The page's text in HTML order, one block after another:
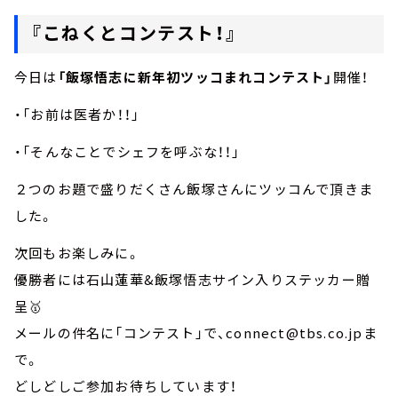
『こねくとコンテスト！』
今日は 「飯塚悟志に新年初ツッコまれコンテスト」 開催！
・「お前は医者か！！」
・「そんなことでシェフを呼ぶな！！」
２つのお題で盛りだくさん飯塚さんにツッコんで頂きま
した。
次回もお楽しみに。
優勝者には石山蓮華&飯塚悟志サイン入りステッカー贈
呈🥇
メールの件名に「コンテスト」で、connect@tbs.co.jpま
で。
どしどしご参加お待ちしています！